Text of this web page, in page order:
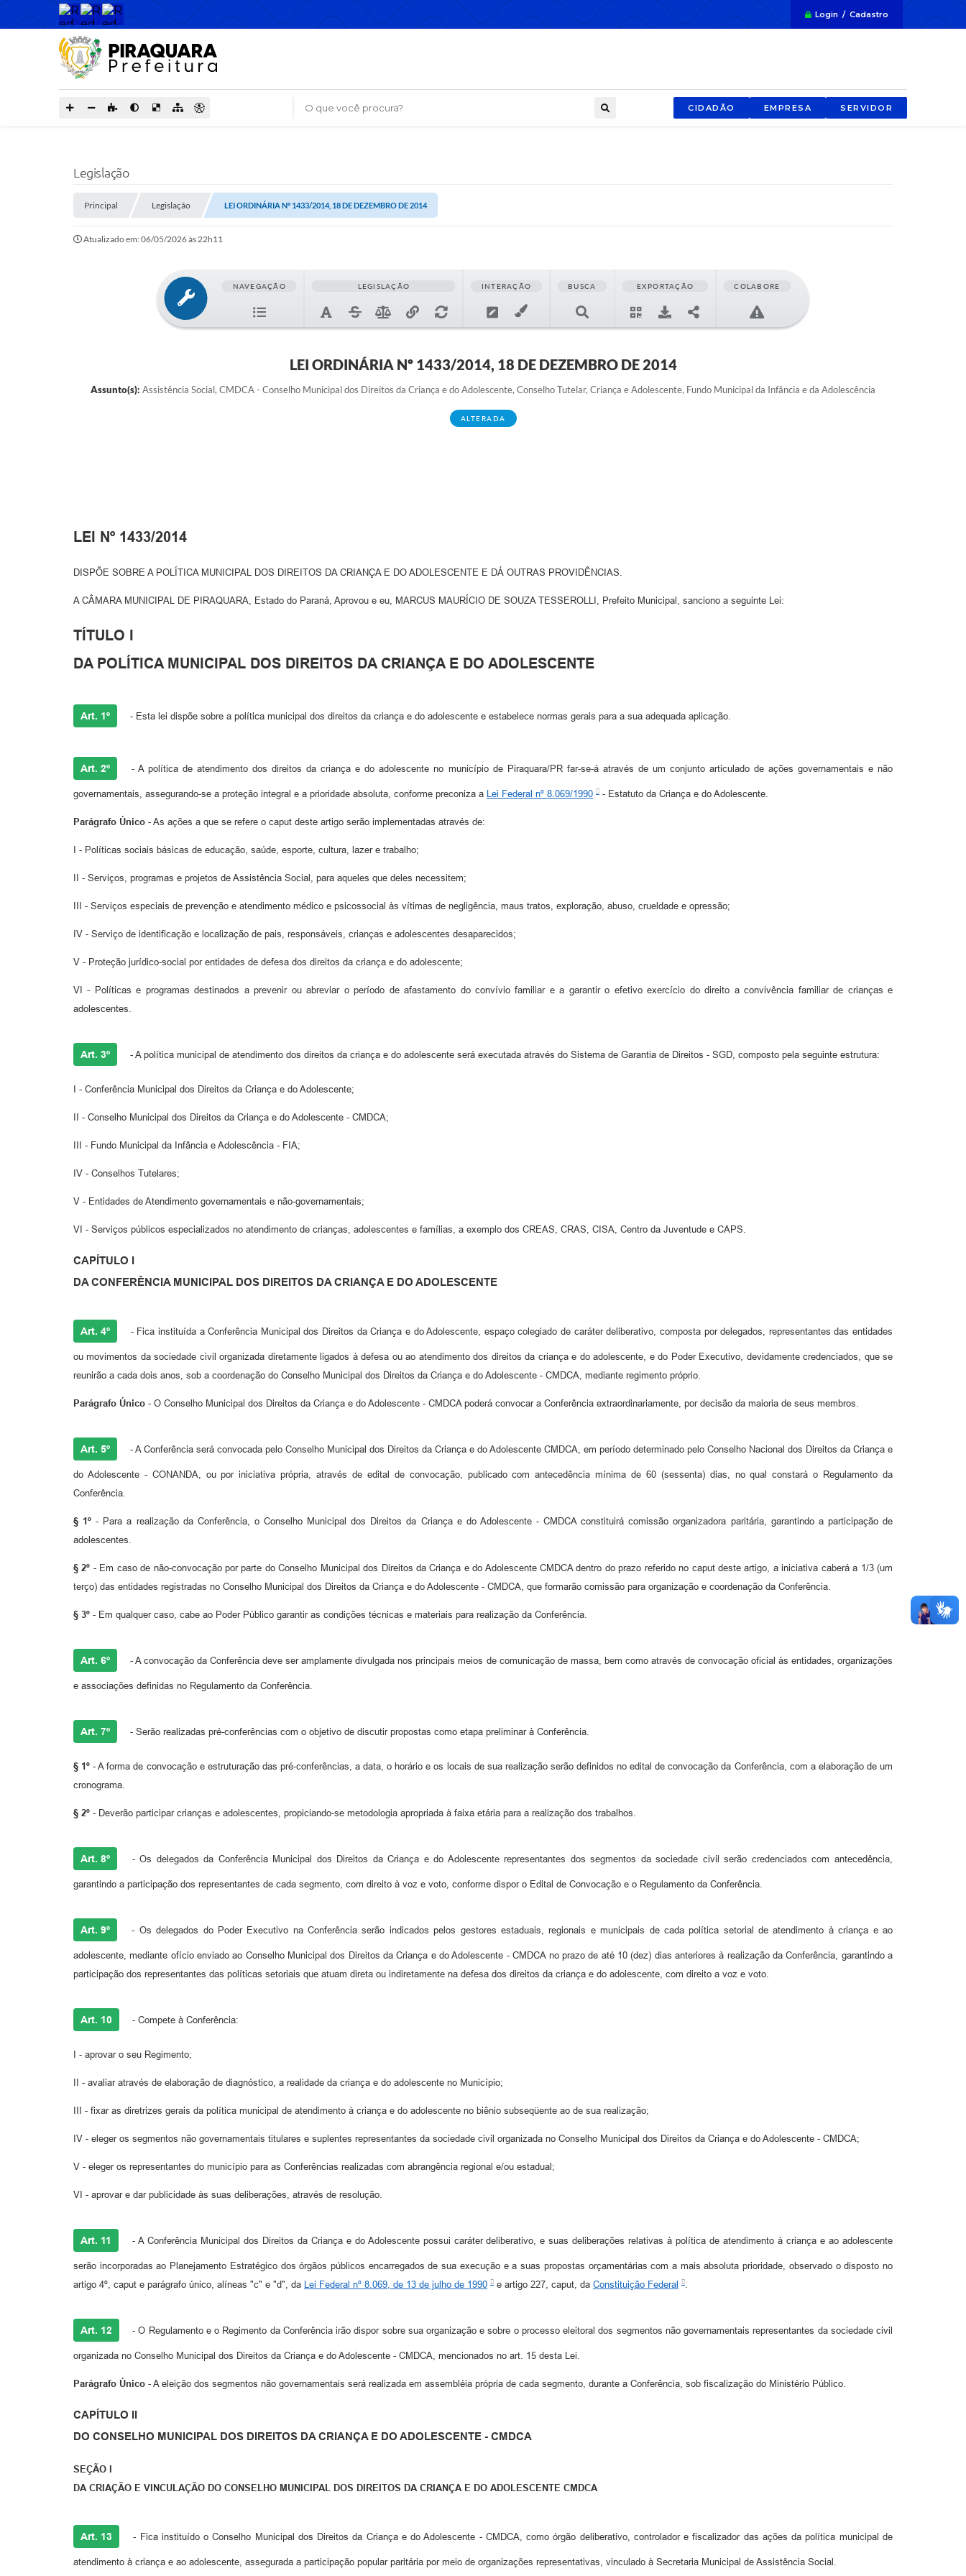
Login / Cadastro
O que você procura? CIDADÃO EMPRESA SERVIDOR
Legislação
Principal Legislação LEI ORDINÁRIA Nº 1433/2014, 18 DE DEZEMBRO DE 2014
Atualizado em: 06/05/2026 às 22h11
NAVEGAÇÃO LEGISLAÇÃO INTERAÇÃO BUSCA EXPORTAÇÃO COLABORE
LEI ORDINÁRIA Nº 1433/2014, 18 DE DEZEMBRO DE 2014
Assunto(s): Assistência Social, CMDCA - Conselho Municipal dos Direitos da Criança e do Adolescente, Conselho Tutelar, Criança e Adolescente, Fundo Municipal da Infância e da Adolescência
ALTERADA
LEI Nº 1433/2014
DISPÕE SOBRE A POLÍTICA MUNICIPAL DOS DIREITOS DA CRIANÇA E DO ADOLESCENTE E DÁ OUTRAS PROVIDÊNCIAS.
A CÂMARA MUNICIPAL DE PIRAQUARA, Estado do Paraná, Aprovou e eu, MARCUS MAURÍCIO DE SOUZA TESSEROLLI, Prefeito Municipal, sanciono a seguinte Lei:
TÍTULO I
DA POLÍTICA MUNICIPAL DOS DIREITOS DA CRIANÇA E DO ADOLESCENTE
Art. 1º - Esta lei dispõe sobre a política municipal dos direitos da criança e do adolescente e estabelece normas gerais para a sua adequada aplicação.
Art. 2º - A política de atendimento dos direitos da criança e do adolescente no município de Piraquara/PR far-se-á através de um conjunto articulado de ações governamentais e não
governamentais, assegurando-se a proteção integral e a prioridade absoluta, conforme preconiza a Lei Federal nº 8.069/1990 - Estatuto da Criança e do Adolescente.
Parágrafo Único - As ações a que se refere o caput deste artigo serão implementadas através de:
I - Políticas sociais básicas de educação, saúde, esporte, cultura, lazer e trabalho;
II - Serviços, programas e projetos de Assistência Social, para aqueles que deles necessitem;
III - Serviços especiais de prevenção e atendimento médico e psicossocial às vítimas de negligência, maus tratos, exploração, abuso, crueldade e opressão;
IV - Serviço de identificação e localização de pais, responsáveis, crianças e adolescentes desaparecidos;
V - Proteção jurídico-social por entidades de defesa dos direitos da criança e do adolescente;
VI - Políticas e programas destinados a prevenir ou abreviar o período de afastamento do convívio familiar e a garantir o efetivo exercício do direito a convivência familiar de crianças e
adolescentes.
Art. 3º - A política municipal de atendimento dos direitos da criança e do adolescente será executada através do Sistema de Garantia de Direitos - SGD, composto pela seguinte estrutura:
I - Conferência Municipal dos Direitos da Criança e do Adolescente;
II - Conselho Municipal dos Direitos da Criança e do Adolescente - CMDCA;
III - Fundo Municipal da Infância e Adolescência - FIA;
IV - Conselhos Tutelares;
V - Entidades de Atendimento governamentais e não-governamentais;
VI - Serviços públicos especializados no atendimento de crianças, adolescentes e famílias, a exemplo dos CREAS, CRAS, CISA, Centro da Juventude e CAPS.
CAPÍTULO I
DA CONFERÊNCIA MUNICIPAL DOS DIREITOS DA CRIANÇA E DO ADOLESCENTE
Art. 4º - Fica instituída a Conferência Municipal dos Direitos da Criança e do Adolescente, espaço colegiado de caráter deliberativo, composta por delegados, representantes das entidades
ou movimentos da sociedade civil organizada diretamente ligados à defesa ou ao atendimento dos direitos da criança e do adolescente, e do Poder Executivo, devidamente credenciados, que se
reunirão a cada dois anos, sob a coordenação do Conselho Municipal dos Direitos da Criança e do Adolescente - CMDCA, mediante regimento próprio.
Parágrafo Único - O Conselho Municipal dos Direitos da Criança e do Adolescente - CMDCA poderá convocar a Conferência extraordinariamente, por decisão da maioria de seus membros.
Art. 5º - A Conferência será convocada pelo Conselho Municipal dos Direitos da Criança e do Adolescente CMDCA, em período determinado pelo Conselho Nacional dos Direitos da Criança e
do Adolescente - CONANDA, ou por iniciativa própria, através de edital de convocação, publicado com antecedência mínima de 60 (sessenta) dias, no qual constará o Regulamento da
Conferência.
§ 1º - Para a realização da Conferência, o Conselho Municipal dos Direitos da Criança e do Adolescente - CMDCA constituirá comissão organizadora paritária, garantindo a participação de
adolescentes.
§ 2º - Em caso de não-convocação por parte do Conselho Municipal dos Direitos da Criança e do Adolescente CMDCA dentro do prazo referido no caput deste artigo, a iniciativa caberá a 1/3 (um
terço) das entidades registradas no Conselho Municipal dos Direitos da Criança e do Adolescente - CMDCA, que formarão comissão para organização e coordenação da Conferência.
§ 3º - Em qualquer caso, cabe ao Poder Público garantir as condições técnicas e materiais para realização da Conferência.
Art. 6º - A convocação da Conferência deve ser amplamente divulgada nos principais meios de comunicação de massa, bem como através de convocação oficial às entidades, organizações
e associações definidas no Regulamento da Conferência.
Art. 7º - Serão realizadas pré-conferências com o objetivo de discutir propostas como etapa preliminar à Conferência.
§ 1º - A forma de convocação e estruturação das pré-conferências, a data, o horário e os locais de sua realização serão definidos no edital de convocação da Conferência, com a elaboração de um
cronograma.
§ 2º - Deverão participar crianças e adolescentes, propiciando-se metodologia apropriada à faixa etária para a realização dos trabalhos.
Art. 8º - Os delegados da Conferência Municipal dos Direitos da Criança e do Adolescente representantes dos segmentos da sociedade civil serão credenciados com antecedência,
garantindo a participação dos representantes de cada segmento, com direito à voz e voto, conforme dispor o Edital de Convocação e o Regulamento da Conferência.
Art. 9º - Os delegados do Poder Executivo na Conferência serão indicados pelos gestores estaduais, regionais e municipais de cada política setorial de atendimento à criança e ao
adolescente, mediante ofício enviado ao Conselho Municipal dos Direitos da Criança e do Adolescente - CMDCA no prazo de até 10 (dez) dias anteriores à realização da Conferência, garantindo a
participação dos representantes das políticas setoriais que atuam direta ou indiretamente na defesa dos direitos da criança e do adolescente, com direito a voz e voto.
Art. 10 - Compete à Conferência:
I - aprovar o seu Regimento;
II - avaliar através de elaboração de diagnóstico, a realidade da criança e do adolescente no Município;
III - fixar as diretrizes gerais da política municipal de atendimento à criança e do adolescente no biênio subseqüente ao de sua realização;
IV - eleger os segmentos não governamentais titulares e suplentes representantes da sociedade civil organizada no Conselho Municipal dos Direitos da Criança e do Adolescente - CMDCA;
V - eleger os representantes do município para as Conferências realizadas com abrangência regional e/ou estadual;
VI - aprovar e dar publicidade às suas deliberações, através de resolução.
Art. 11 - A Conferência Municipal dos Direitos da Criança e do Adolescente possui caráter deliberativo, e suas deliberações relativas à política de atendimento à criança e ao adolescente
serão incorporadas ao Planejamento Estratégico dos órgãos públicos encarregados de sua execução e a suas propostas orçamentárias com a mais absoluta prioridade, observado o disposto no
artigo 4º, caput e parágrafo único, alíneas "c" e "d", da Lei Federal nº 8.069, de 13 de julho de 1990 e artigo 227, caput, da Constituição Federal .
Art. 12 - O Regulamento e o Regimento da Conferência irão dispor sobre sua organização e sobre o processo eleitoral dos segmentos não governamentais representantes da sociedade civil
organizada no Conselho Municipal dos Direitos da Criança e do Adolescente - CMDCA, mencionados no art. 15 desta Lei.
Parágrafo Único - A eleição dos segmentos não governamentais será realizada em assembléia própria de cada segmento, durante a Conferência, sob fiscalização do Ministério Público.
CAPÍTULO II
DO CONSELHO MUNICIPAL DOS DIREITOS DA CRIANÇA E DO ADOLESCENTE - CMDCA
SEÇÃO I
DA CRIAÇÃO E VINCULAÇÃO DO CONSELHO MUNICIPAL DOS DIREITOS DA CRIANÇA E DO ADOLESCENTE CMDCA
Art. 13 - Fica instituído o Conselho Municipal dos Direitos da Criança e do Adolescente - CMDCA, como órgão deliberativo, controlador e fiscalizador das ações da política municipal de
atendimento à criança e ao adolescente, assegurada a participação popular paritária por meio de organizações representativas, vinculado à Secretaria Municipal de Assistência Social.